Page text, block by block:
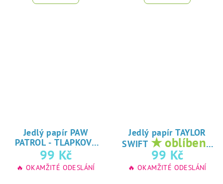
Jedlý papír PAW
PATROL - TLAPKOVÁ
PATROLA★
oblíbený tisk na
jedlý papír
99 Kč
🔥 OKAMŽITÉ ODESLÁNÍ
Jedlý papír TAYLOR
SWIFT ★ oblíbený
tisk na jedlý
papír
99 Kč
🔥 OKAMŽITÉ ODESLÁNÍ